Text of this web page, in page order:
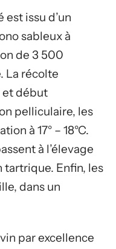
est issu d’un
sableux à
de 3 500
La récolte
et début
pelliculaire, les
à 17° – 18°C.
à l’élevage
tartrique. Enfin, les
dans un
par excellence